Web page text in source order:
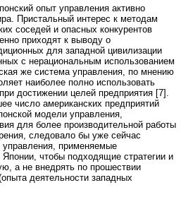
опыт управления активно
Пристальный интерес к методам
соседей и опасных конкурентов
приходят к выводу о
для западной цивилизации
с нерациональным использованием
же система управления, по мнению
наиболее полно использовать
достижении целей предприятия [7].
число американских предприятий
модели управления,
для более производительной работы
следовало бы уже сейчас
применяемые
чтобы подходящие стратегии и
а не внедрять по прошествии
деятельности западных